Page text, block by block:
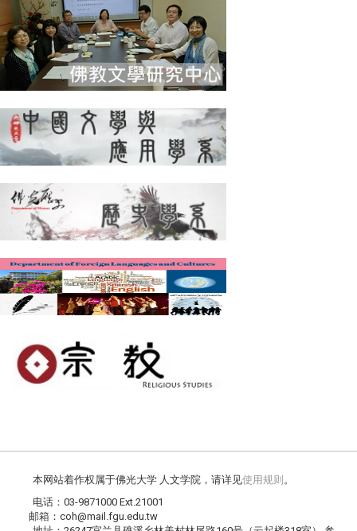
本网站着作权属于佛光大学 人文学院，请详见使用规则 。
电话：03-9871000 Ext.21001
邮箱：coh@mail.fgu.edu.tw